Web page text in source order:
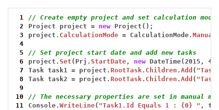
1
// Create empty project and set calculation mode
2
Project project = new Project();
3
project. CalculationMode = CalculationMode.Manual
4
5
// Set project start date and add new tasks
6
project.Set (Prj.StartDate , new DateTime(2015,
4,
7
Task task1 = project.RootTask. Children .Add (
8
Task task2 = project.RootTask. Children .Add (
9
10
// The necessary properties are set in manual
11
Console.WriteLine( "Task1.Id Equals 1 : {0} " ,